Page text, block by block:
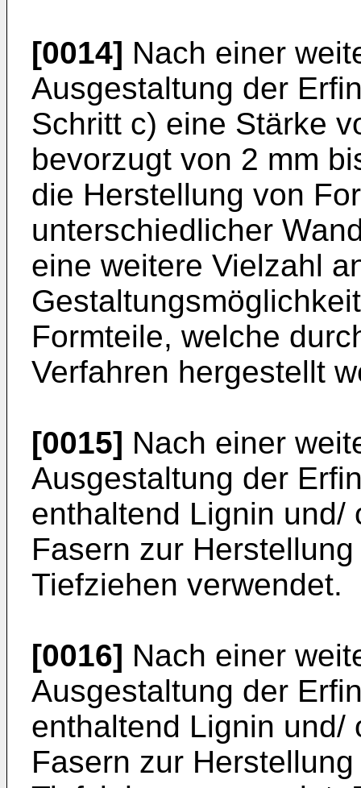
[0014] Nach einer
Ausgestaltung der
Schritt c) eine Stärke
bevorzugt von 2 mm
die Herstellung von
unterschiedlicher
eine weitere Vielzahl
Formteile, welche
Verfahren hergestellt
[0015] Nach einer
Ausgestaltung der
enthaltend Lignin und/
Fasern zur
Tiefziehen verwendet.
[0016] Nach einer
Ausgestaltung der
enthaltend Lignin und/
Fasern zur